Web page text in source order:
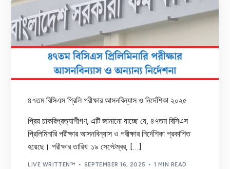
৪৭তম বিসিএস প্রিলি পরীক্ষার আসনবিন্যাস ও নির্দেশিকা ২০২৫
প্রিয় চাকরিপ্রত্যাশীগণ, এটি জানানো যাচ্ছে যে, ৪৭তম বিসিএস
প্রিলিমিনারি পরীক্ষার আসনবিন্যাস ও পরীক্ষার নির্দেশিকা প্রকাশিত
হয়েছে। পরীক্ষার তারিখ: ১৯ সেপ্টেম্বর, […]
LIVE WRITTEN™ SEPTEMBER 16, 2025 1 MIN READ